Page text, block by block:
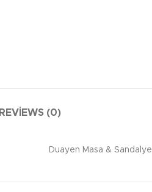
REVIEWS (0)
Duayen Masa & Sandalye